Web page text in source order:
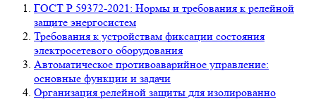
ГОСТ Р 59372-2021: Нормы и требования к релейной
защите энергосистем
Требования к устройствам фиксации состояния
электросетевого оборудования
Автоматическое противоаварийное управление:
основные функции и задачи
Организация релейной защиты для изолированно